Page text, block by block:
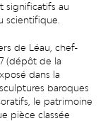
significatifs au
scientifique.
de Léau, chef-
(dépôt de la
dans la
baroques
le patrimoine
pièce classée